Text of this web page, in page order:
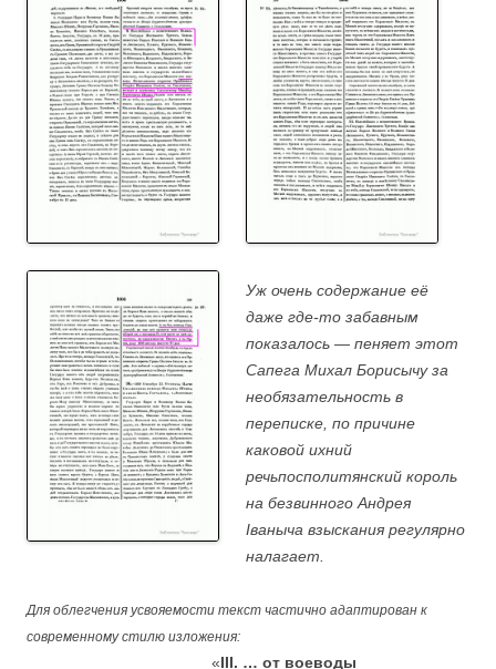
Уж очень содержание её
даже где-то забавным
показалось — пеняет этот
Сапега Михал Борисычу за
необязательность в
переписке, по причине
каковой ихний
речьпосполитянский король
на безвинного Андрея
Іваныча взыскания регулярно
налагает.
Для облегчения усвояемости текст частично адаптирован к
современному стилю изложения:
«III. … от воеводы